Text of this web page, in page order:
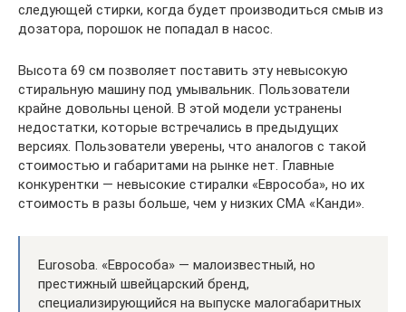
следующей стирки, когда будет производиться смыв из
дозатора, порошок не попадал в насос.
Высота 69 см позволяет поставить эту невысокую
стиральную машину под умывальник. Пользователи
крайне довольны ценой. В этой модели устранены
недостатки, которые встречались в предыдущих
версиях. Пользователи уверены, что аналогов с такой
стоимостью и габаритами на рынке нет. Главные
конкурентки — невысокие стиралки «Еврособа», но их
стоимость в разы больше, чем у низких СМА «Канди».
Eurosoba. «Еврособа» — малоизвестный, но
престижный швейцарский бренд,
специализирующийся на выпуске малогабаритных